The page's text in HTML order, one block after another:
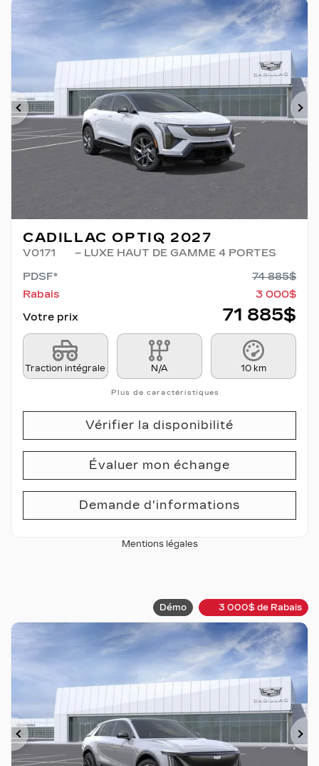
Précédent
CADILLAC OPTIQ 2027
V0171
– LUXE HAUT DE GAMME 4 PORTES
PDSF*
74 885$
Rabais
3 000$
Votre prix
71 885$
Traction intégrale N/A 10 km
Plus de caractéristiques
Vérifier la disponibilité
Évaluer mon échange
Demande d'informations
Mentions légales
Démo 3 000$ de Rabais
Précédent